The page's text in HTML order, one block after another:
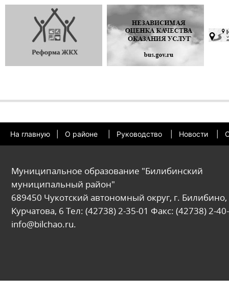
На главную О районе Руководство Новости
Муниципальное образование "Билибинский
муниципальный район"
689450 Чукотский автономный округ, г. Билибино,
Курчатова, 6 Тел: (42738) 2-35-01 Факс: (42738) 2-
info@bilchao.ru.